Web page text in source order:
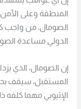
المنطقة وعلى الأمن
الصومال، من واجب
الدولي مساعدة
إن الصومال، الذي
المستقبل، سيقف
الإثيوبي مهما كلفه